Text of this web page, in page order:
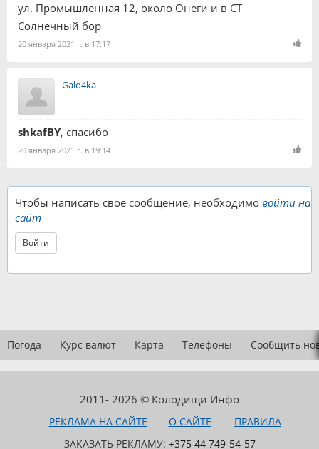
ул. Промышленная 12, около Онеги и в СТ
Солнечный бор
20 января 2021 г. в 17:17
Galo4ka
shkafBY, спасибо
20 января 2021 г. в 19:14
Чтобы написать свое сообщение, необходимо войти на
сайт
Войти
Погода Курс валют Карта Телефоны Сообщить
2011- 2026 © Колодищи Инфо
РЕКЛАМА НА САЙТЕ О САЙТЕ
ПРАВИЛА
ЗАКАЗАТЬ РЕКЛАМУ: +375 44 749-54-57